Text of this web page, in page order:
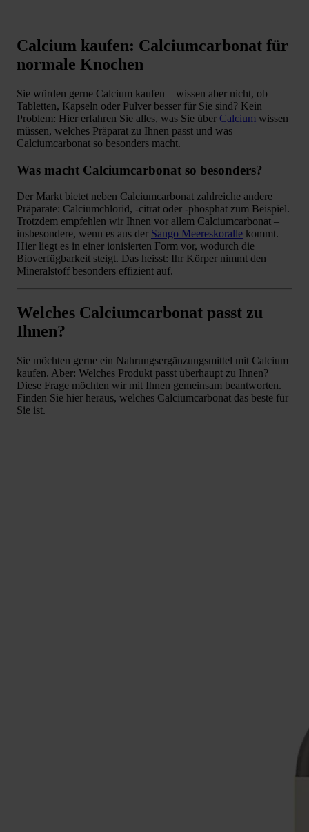
Calcium kaufen: Calciumcarbonat für
normale Knochen
Sie würden gerne Calcium kaufen – wissen aber nicht, ob
Tabletten, Kapseln oder Pulver besser für Sie sind? Kein
Problem: Hier erfahren Sie alles, was Sie über Calcium wissen
müssen, welches Präparat zu Ihnen passt und was
Calciumcarbonat so besonders macht.
Was macht Calciumcarbonat so besonders?
Der Markt bietet neben Calciumcarbonat zahlreiche andere
Präparate: Calciumchlorid, -citrat oder -phosphat zum Beispiel.
Trotzdem empfehlen wir Ihnen vor allem Calciumcarbonat –
insbesondere, wenn es aus der Sango Meereskoralle kommt.
Hier liegt es in einer ionisierten Form vor, wodurch die
Bioverfügbarkeit steigt. Das heisst: Ihr Körper nimmt den
Mineralstoff besonders effizient auf.
Welches Calciumcarbonat passt zu
Ihnen?
Sie möchten gerne ein Nahrungsergänzungsmittel mit Calcium
kaufen. Aber: Welches Produkt passt überhaupt zu Ihnen?
Diese Frage möchten wir mit Ihnen gemeinsam beantworten.
Finden Sie hier heraus, welches Calciumcarbonat das beste für
Sie ist.